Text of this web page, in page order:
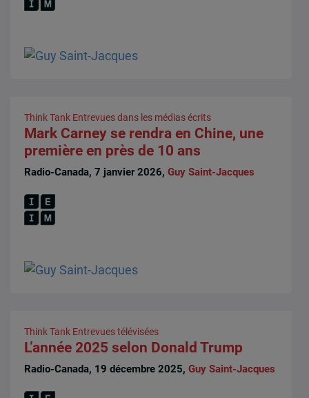
Think Tank Entrevues dans les médias écrits
Mark Carney se rendra en Chine, une
première en près de 10 ans
Radio-Canada, 7 janvier 2026,Guy Saint-Jacques
Think Tank Entrevues télévisées
L’année 2025 selon Donald Trump
Radio-Canada, 19 décembre 2025,Guy Saint-Jacques